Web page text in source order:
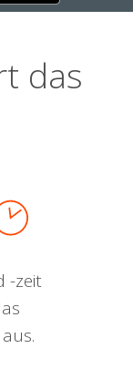
das
-zeit